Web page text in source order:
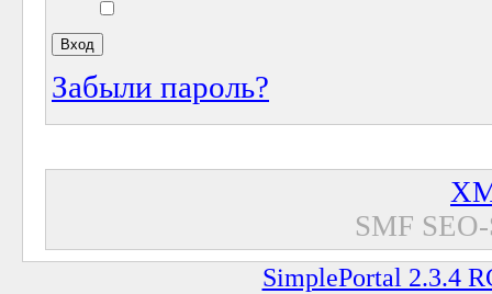
Забыли пароль?
SMF
SimplePortal 2.3.4